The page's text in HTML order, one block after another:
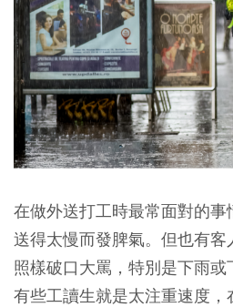
在做外送打工時最常面對的事
送得太慢而發脾氣。但也有
照樣破口大罵，特別是下雨或
有些工讀生就是太注重速度，